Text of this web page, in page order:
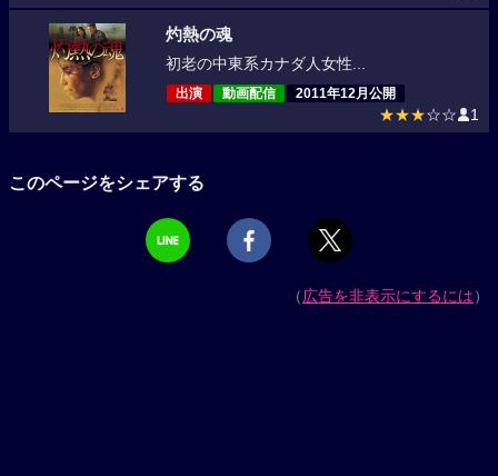
灼熱の魂
初老の中東系カナダ人女性...
出演 動画配信 2011年12月公開
★★★☆☆ 1
このページをシェアする
（広告を非表示にするには）